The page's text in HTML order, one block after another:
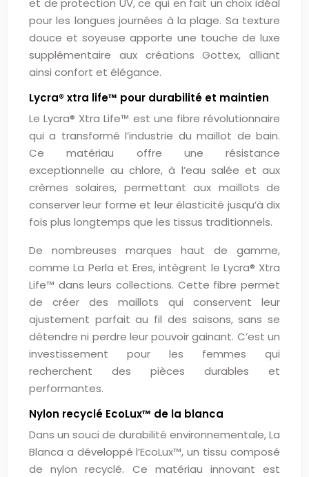
et de protection UV, ce qui en fait un choix idéal
pour les longues journées à la plage. Sa texture
douce et soyeuse apporte une touche de luxe
supplémentaire aux créations Gottex, alliant
ainsi confort et élégance.
Lycra® xtra life™ pour durabilité et maintien
Le Lycra® Xtra Life™ est une fibre révolutionnaire
qui a transformé l’industrie du maillot de bain.
Ce matériau offre une résistance
exceptionnelle au chlore, à l’eau salée et aux
crèmes solaires, permettant aux maillots de
conserver leur forme et leur élasticité jusqu’à dix
fois plus longtemps que les tissus traditionnels.
De nombreuses marques haut de gamme,
comme La Perla et Eres, intègrent le Lycra® Xtra
Life™ dans leurs collections. Cette fibre permet
de créer des maillots qui conservent leur
ajustement parfait au fil des saisons, sans se
détendre ni perdre leur pouvoir gainant. C’est un
investissement pour les femmes qui
recherchent des pièces durables et
performantes.
Nylon recyclé EcoLux™ de la blanca
Dans un souci de durabilité environnementale, La
Blanca a développé l’EcoLux™, un tissu composé
de nylon recyclé. Ce matériau innovant est